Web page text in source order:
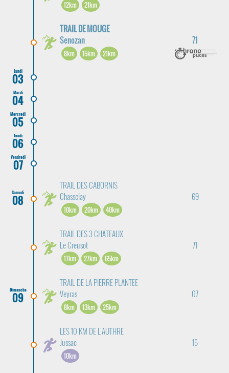
12km 21km
TRAIL DE MOUGE
Senozan
71
8km 15km 21km
Lundi
03
Mardi
04
Mercredi
05
Jeudi
06
Vendredi
07
Samedi
08
TRAIL DES CABORNIS
Chasselay
69
10km 20km 40km
TRAIL DES 3 CHATEAUX
Le Creusot
71
17km 27km 65km
Dimanche
09
TRAIL DE LA PIERRE PLANTEE
Veyras
07
8km 13km 25km
LES 10 KM DE L'AUTHRE
Jussac
15
10km